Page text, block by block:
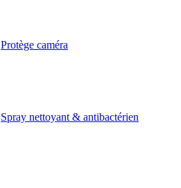
Protège caméra
Spray nettoyant & antibactérien